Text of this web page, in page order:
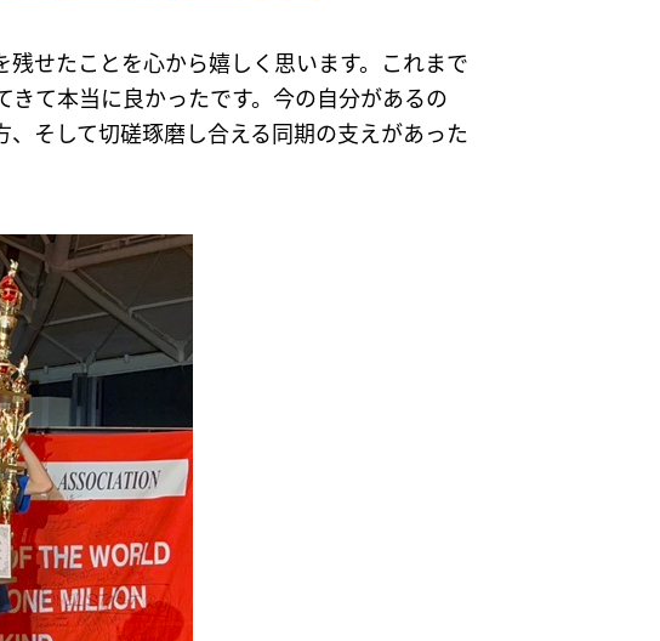
せたことを心から嬉しく思います。これまで
て本当に良かったです。今の自分があるの
そして切磋琢磨し合える同期の支えがあった